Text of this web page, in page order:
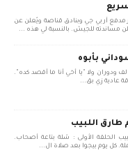
آر بي جي وبنادق قناصة ويُعلن عن
مساندته للجيش. بالنسبة لي هذه ...
بأبوه
لف ودوران ولا "يا أخي أنا ما أقصد كده".
عادية زي بق...
طارق اللبيب
الحلقة الأولى : شلة بتاعة أصحاب.
كل يوم بيجوا بعد صلاة ال...